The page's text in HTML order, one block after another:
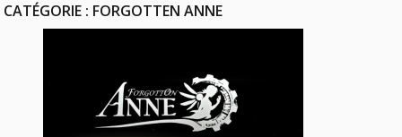
CATÉGORIE : FORGOTTEN ANNE